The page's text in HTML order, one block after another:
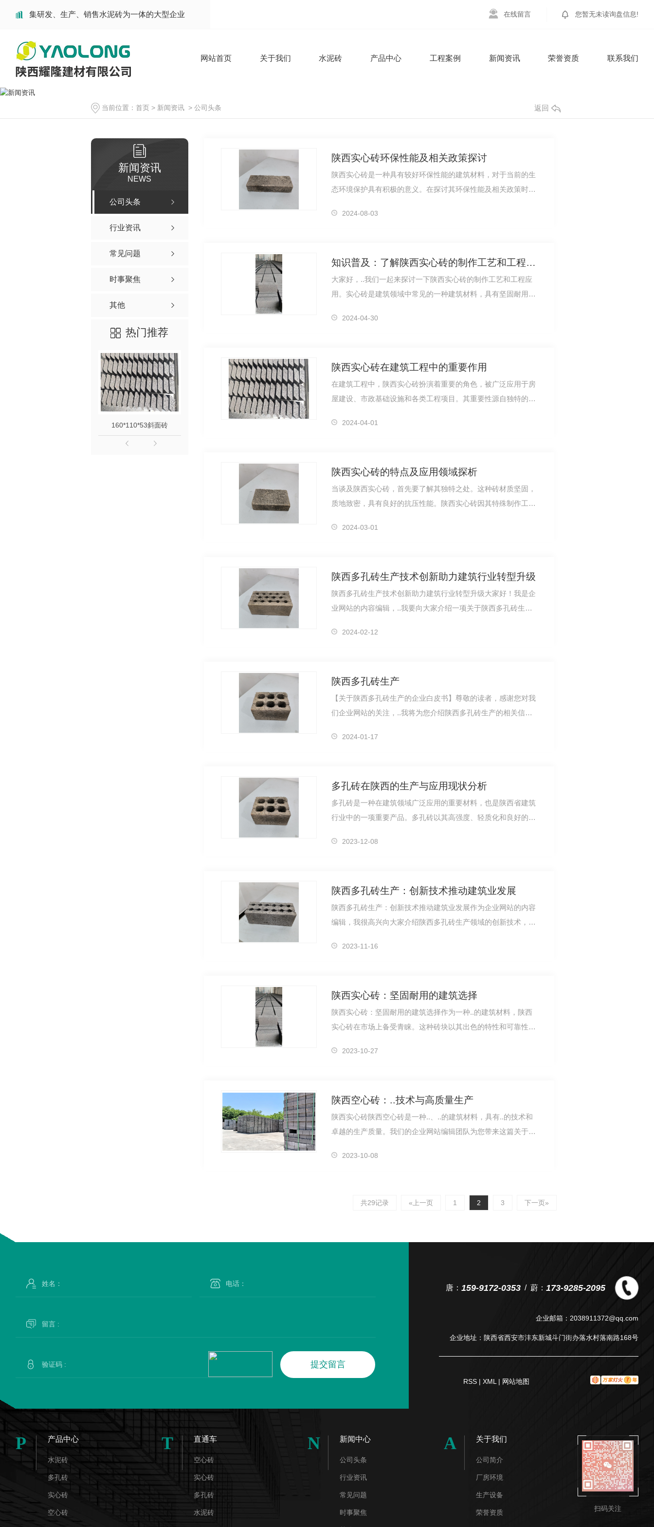
集研发、生产、销售水泥砖为一体的大型企业 您暂无未读询盘信息!
在线留言
网站首页 关于我们 水泥砖 产品中心 工程案例 新闻资讯 荣誉资质 联系我们
当前位置： 首页 > 新闻资讯 > 公司头条 返回
新闻资讯
NEWS
公司头条
行业资讯
常见问题
时事聚焦
其他
热门推荐
160*110*53斜面砖 390*90*190空心砖
陕西实心砖环保性能及相关政策探讨
陕西实心砖是一种具有较好环保性能的建筑材料，对于当前的生
态环境保护具有积极的意义。在探讨其环保性能及相关政策时，
2024-08-03
知识普及：了解陕西实心砖的制作工艺和工程应用
大家好，..我们一起来探讨一下陕西实心砖的制作工艺和工程应
用。实心砖是建筑领域中常见的一种建筑材料，具有坚固耐用的
2024-04-30
陕西实心砖在建筑工程中的重要作用
在建筑工程中，陕西实心砖扮演着重要的角色，被广泛应用于房
屋建设、市政基础设施和各类工程项目。其重要性源自独特的物
2024-04-01
陕西实心砖的特点及应用领域探析
当谈及陕西实心砖，首先要了解其独特之处。这种砖材质坚固，
质地致密，具有良好的抗压性能。陕西实心砖因其特殊制作工
2024-03-01
陕西多孔砖生产技术创新助力建筑行业转型升级
陕西多孔砖生产技术创新助力建筑行业转型升级大家好！我是企
业网站的内容编辑，..我要向大家介绍一项关于陕西多孔砖生产
2024-02-12
陕西多孔砖生产
【关于陕西多孔砖生产的企业白皮书】尊敬的读者，感谢您对我
们企业网站的关注，..我将为您介绍陕西多孔砖生产的相关信
2024-01-17
多孔砖在陕西的生产与应用现状分析
多孔砖是一种在建筑领域广泛应用的重要材料，也是陕西省建筑
行业中的一项重要产品。多孔砖以其高强度、轻质化和良好的保
2023-12-08
陕西多孔砖生产：创新技术推动建筑业发展
陕西多孔砖生产：创新技术推动建筑业发展作为企业网站的内容
编辑，我很高兴向大家介绍陕西多孔砖生产领域的创新技术，这
2023-11-16
陕西实心砖：坚固耐用的建筑选择
陕西实心砖：坚固耐用的建筑选择作为一种..的建筑材料，陕西
实心砖在市场上备受青睐。这种砖块以其出色的特性和可靠性而
2023-10-27
陕西空心砖：..技术与高质量生产
陕西实心砖陕西空心砖是一种..、..的建筑材料，具有..的技术和
卓越的生产质量。我们的企业网站编辑团队为您带来这篇关于陕
2023-10-08
共29记录 «上一页 1 2 3 下一页»
提交留言
唐： 159-9172-0353 蔚： 173-9285-2095
企业邮箱：2038911372@qq.com
企业地址：陕西省西安市沣东新城斗门街办落水村落南路168号
RSS | XML | 网站地图
产品中心
P
水泥砖
多孔砖
实心砖
空心砖
直通车
T
空心砖
实心砖
多孔砖
水泥砖
新闻中心
N
公司头条
行业资讯
常见问题
时事聚焦
关于我们
A
公司简介
厂房环境
生产设备
荣誉资质 扫码关注